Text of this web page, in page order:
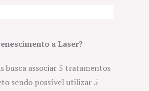
a Laser?
busca associar 5 tratamentos
sendo possível utilizar 5